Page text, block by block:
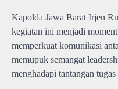
Kapolda Jawa Barat Irjen
kegiatan ini menjadi
memperkuat komunikasi
memupuk semangat
menghadapi tantangan